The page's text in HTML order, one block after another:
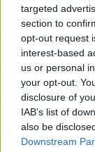
targeted
section to
opt-out request
interest-based
us or personal
your opt-out.
disclosure of
IAB’s list of
also be
Downstream
ΚΟΣΜΟΣ
Γερμανία:
Βερολίνο
στη Λειψία
6/08/2026 -